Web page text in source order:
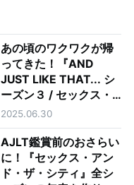
あの頃のワクワクが帰
ってきた！『AND
JUST LIKE THAT... シ
ーズン３ / セックス・
アンド・ザ・シティ新
章』を正直レビュー
2025.06.30
AJLT鑑賞前のおさらい
に！『セックス・アン
ド・ザ・シティ』全シ